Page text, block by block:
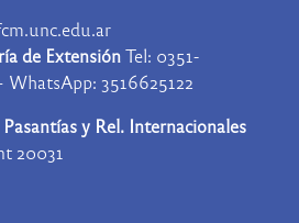
de ExtensiónTel: 0351-
3516625122
y Rel. Internacionales
20031